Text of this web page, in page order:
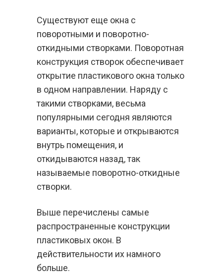
Существуют еще окна с
поворотными и поворотно-
откидными створками. Поворотная
конструкция створок обеспечивает
открытие пластикового окна только
в одном направлении. Наряду с
такими створками, весьма
популярными сегодня являются
варианты, которые и открываются
внутрь помещения, и
откидываются назад, так
называемые поворотно-откидные
створки.
Выше перечислены самые
распространенные конструкции
пластиковых окон. В
действительности их намного
больше.